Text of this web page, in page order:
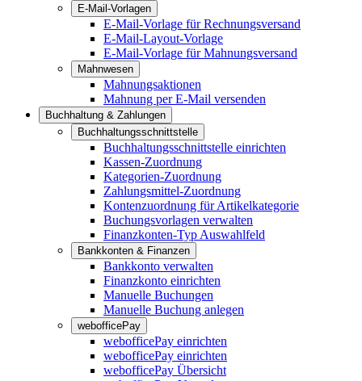
E-Mail-Vorlagen
E-Mail-Vorlage für Rechnungsversand
E-Mail-Layout-Vorlage
E-Mail-Vorlage für Mahnungsversand
Mahnwesen
Mahnungsaktionen
Mahnung per E-Mail versenden
Buchhaltung & Zahlungen
Buchhaltungsschnittstelle
Buchhaltungsschnittstelle einrichten
Kassen-Zuordnung
Kategorien-Zuordnung
Zahlungsmittel-Zuordnung
Kontenzuordnung für Artikelkategorie
Buchungsvorlagen verwalten
Finanzkonten-Typ Auswahlfeld
Bankkonten & Finanzen
Bankkonto verwalten
Finanzkonto einrichten
Manuelle Buchungen
Manuelle Buchung anlegen
webofficePay
webofficePay einrichten
webofficePay einrichten
webofficePay Übersicht